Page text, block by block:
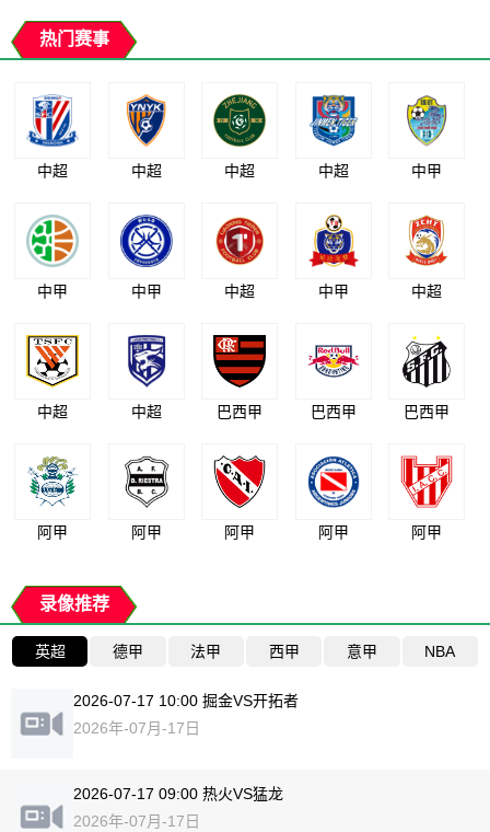
热门赛事
中超 中超 中超 中超 中甲
中甲 中甲 中超 中甲 中超
中超 中超 巴西甲 巴西甲 巴西甲
阿甲 阿甲 阿甲 阿甲 阿甲
录像推荐
英超 德甲 法甲 西甲 意甲 NBA
2026-07-17 10:00 掘金VS开拓者
2026年-07月-17日
2026-07-17 09:00 热火VS猛龙
2026年-07月-17日